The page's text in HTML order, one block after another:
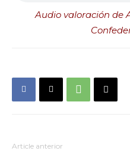
Audio valoración de
Article anterior